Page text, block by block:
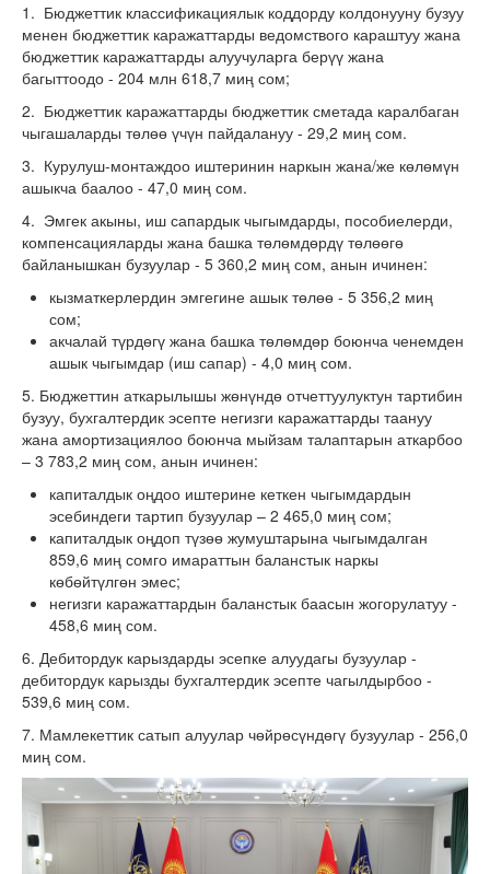
1. Бюджеттик классификациялык коддорду колдонууну бузуу
менен бюджеттик каражаттарды ведомствого караштуу жана
бюджеттик каражаттарды алуучуларга берүү жана
багыттоодо - 204 млн 618,7 миң сом;
2. Бюджеттик каражаттарды бюджеттик сметада каралбаган
чыгашаларды төлөө үчүн пайдалануу - 29,2 миң сом.
3. Курулуш-монтаждоо иштеринин наркын жана/же көлөмүн
ашыкча баалоо - 47,0 миң сом.
4. Эмгек акыны, иш сапардык чыгымдарды, пособиелерди,
компенсацияларды жана башка төлөмдөрдү төлөөгө
байланышкан бузуулар - 5 360,2 миң сом, анын ичинен:
кызматкерлердин эмгегине ашык төлөө - 5 356,2 миң
сом;
акчалай түрдөгү жана башка төлөмдөр боюнча ченемден
ашык чыгымдар (иш сапар) - 4,0 миң сом.
5. Бюджеттин аткарылышы жөнүндө отчеттуулуктун тартибин
бузуу, бухгалтердик эсепте негизги каражаттарды таануу
жана амортизациялоо боюнча мыйзам талаптарын аткарбоо
– 3 783,2 миң сом, анын ичинен:
капиталдык оңдоо иштерине кеткен чыгымдардын
эсебиндеги тартип бузуулар – 2 465,0 миң сом;
капиталдык оңдоп түзөө жумуштарына чыгымдалган
859,6 миң сомго имараттын баланстык наркы
көбөйтүлгөн эмес;
негизги каражаттардын баланстык баасын жогорулатуу -
458,6 миң сом.
6. Дебитордук карыздарды эсепке алуудагы бузуулар -
дебитордук карызды бухгалтердик эсепте чагылдырбоо -
539,6 миң сом.
7. Мамлекеттик сатып алуулар чөйрөсүндөгү бузуулар - 256,0
миң сом.